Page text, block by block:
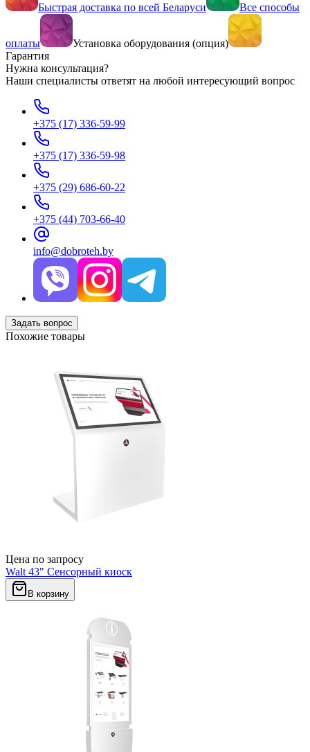
Быстрая доставка по всей Беларуси Все способы
оплаты
Установка оборудования (опция)
Гарантия
Нужна консультация?
Наши специалисты ответят на любой интересующий вопрос
+375 (17) 336-59-99
+375 (17) 336-59-98
+375 (29) 686-60-22
+375 (44) 703-66-40
info@dobroteh.by
Задать вопрос
Похожие товары
Цена по запросу
Walt 43" Сенсорный киоск
В корзину